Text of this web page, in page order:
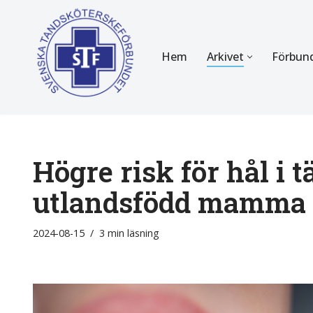
Hoppa
innehåll
Hem Arkivet
FÖR MEDLEMMAR
Medlemserbjudanden
Certifiering
Kurser
Stadgar
Högre risk för hål i
utlandsfödd mamma
2024-08-15 3 min läsning